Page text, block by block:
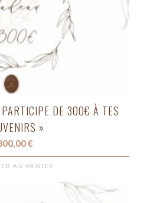
DE 300€ À TES
»
€
AU PANIER